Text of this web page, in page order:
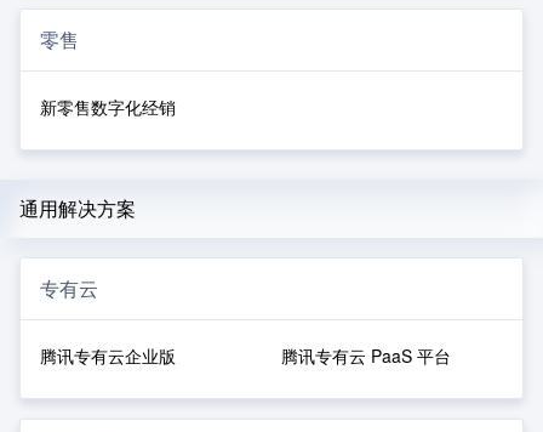
零售
新零售数字化经销
通用解决方案
专有云
腾讯专有云企业版 腾讯专有云 PaaS 平台